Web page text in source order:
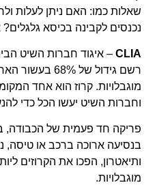
שאלות כמו: האם ניתן לעלות
נכנסים לקבינה בכיסא גלגלים?
CLIA– איגוד חברות השיט
רשם גידול של 68%
מוגבלויות. קרוז הוא אחד
וחברות השיט יעשו הכל כדי
פריקה חד פעמית של הכבודה,
בנסיעה ארוכה ברכב או טיסה,
ותיאטרון, הפכו את הקרוזים
מוגבלויות.